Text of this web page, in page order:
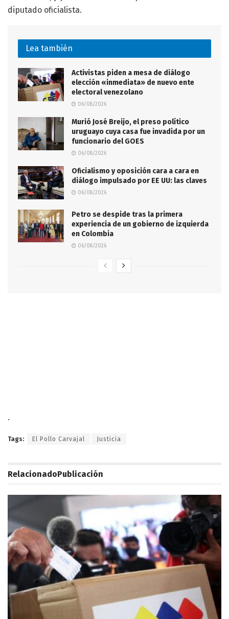
diputado oficialista.
Lea también
Activistas piden a mesa de diálogo
elección «inmediata» de nuevo ente
electoral venezolano
06/08/2026
Murió José Breijo, el preso político
uruguayo cuya casa fue invadida por un
funcionario del GOES
06/08/2026
Oficialismo y oposición cara a cara en
diálogo impulsado por EE UU: las claves
06/08/2026
Petro se despide tras la primera
experiencia de un gobierno de izquierda
en Colombia
06/08/2026
.
Tags: El Pollo Carvajal Justicia
RelacionadoPublicación